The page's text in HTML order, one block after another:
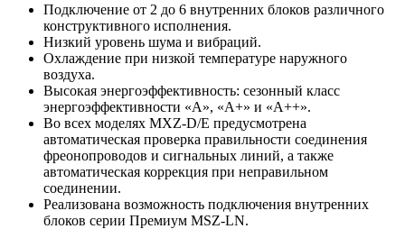
Подключение от 2 до 6 внутренних блоков различного
конструктивного исполнения.
Низкий уровень шума и вибраций.
Охлаждение при низкой температуре наружного
воздуха.
Высокая энергоэффективность: сезонный класс
энергоэффективности «А», «А+» и «А++».
Во всех моделях MXZ-D/E предусмотрена
aвтоматическая проверка правильности соединения
фреонопроводов и сигнальных линий, а также
автоматическая коррекция при неправильном
соединении.
Реализована возможность подключения внутренних
блоков серии Премиум MSZ-LN.